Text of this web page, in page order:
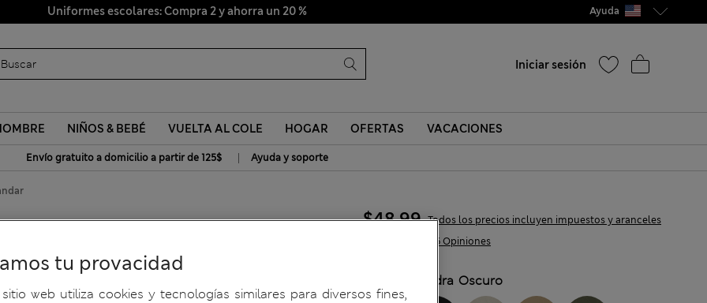
Uniformes escolares: Compra 2 y ahorra un 20 % Ayuda
Iniciar sesión
NIÑOS & BEBÉ VUELTA AL COLE HOGAR OFERTAS VACACIONES
Envío gratuito a domicilio a partir de 125$ | Ayuda y soporte
3,506 Opiniones
$48.99 Todos los precios incluyen impuestos y aranceles
Piedra Oscuro
tu provacidad
web utiliza cookies y tecnologías similares para diversos fines,